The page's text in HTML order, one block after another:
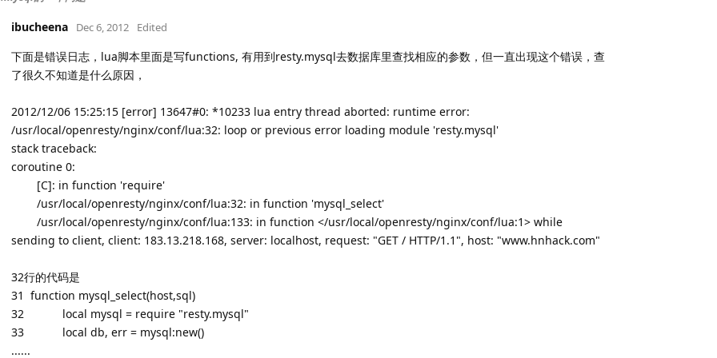
ibucheena Dec 6, 2012 Edited
下面是错误日志，lua脚本里面是写functions, 有用到resty.mysql去数据库里查找相应的参数，但一直出现这个错误，查
了很久不知道是什么原因，
2012/12/06 15:25:15 [error] 13647#0: *10233 lua entry thread aborted: runtime error:
/usr/local/openresty/nginx/conf/lua:32: loop or previous error loading module 'resty.mysql'
stack traceback:
coroutine 0:
[C]: in function 'require'
/usr/local/openresty/nginx/conf/lua:32: in function 'mysql_select'
/usr/local/openresty/nginx/conf/lua:133: in function </usr/local/openresty/nginx/conf/lua:1> while
sending to client, client: 183.13.218.168, server: localhost, request: "GET / HTTP/1.1", host: "www.hnhack.com"
32行的代码是
31 function mysql_select(host,sql)
32
local mysql = require "resty.mysql"
33
local db, err = mysql:new()
......